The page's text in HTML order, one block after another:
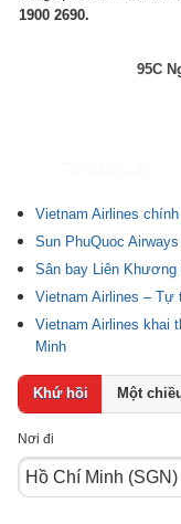
1900 2690.
95C
Vietnam Airlines
Sun PhuQuoc
Sân bay Liên
Vietnam Airlines – Tự
Vietnam Airlines khai
Minh
Khứ hồi Một
Nơi đi